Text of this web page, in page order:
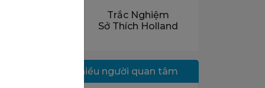
Trắc Nghiệm
Sở Thích Holland
Ngành nhiều người quan tâm